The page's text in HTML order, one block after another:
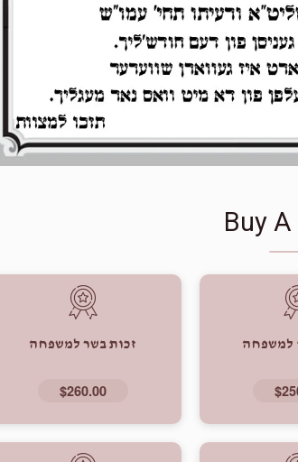
Buy
למשפחה זכות בשר למשפחה
$260.00